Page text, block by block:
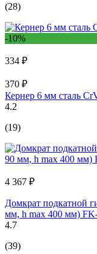
(28)
-10%
334 ₽
370 ₽
Кернер 6 мм сталь
4.2
(19)
4 367 ₽
Домкрат подкатной
мм, h max 400 мм)
4.7
(39)